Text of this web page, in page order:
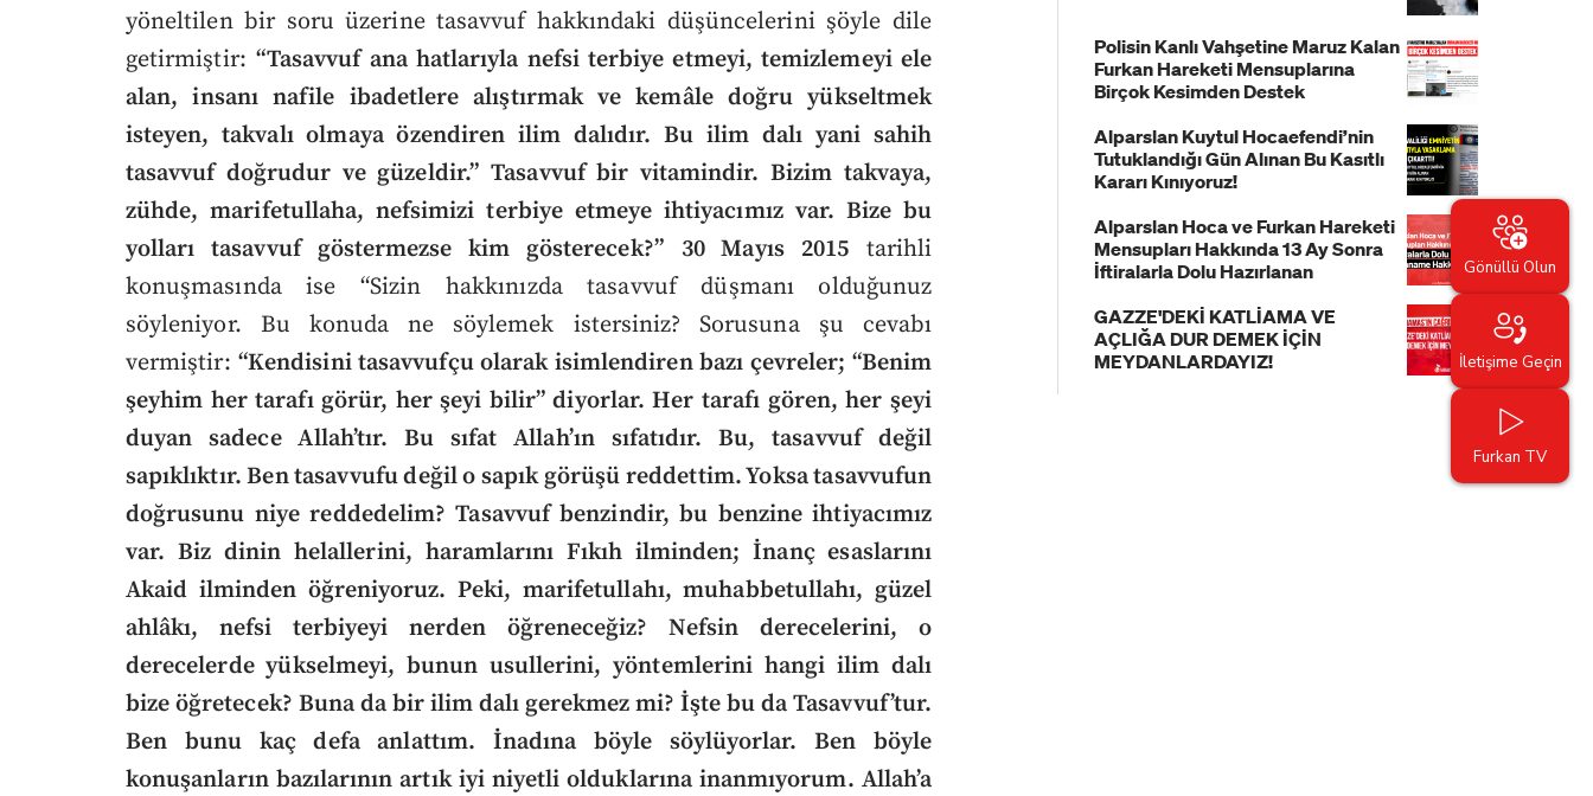
yöneltilen bir soru üzerine tasavvuf hakkındaki düşüncelerini şöyle dile
getirmiştir: “Tasavvuf ana hatlarıyla nefsi terbiye etmeyi, temizlemeyi ele
alan, insanı nafile ibadetlere alıştırmak ve kemâle doğru yükseltmek
isteyen, takvalı olmaya özendiren ilim dalıdır. Bu ilim dalı yani sahih
tasavvuf doğrudur ve güzeldir.” Tasavvuf bir vitamindir. Bizim takvaya,
zühde, marifetullaha, nefsimizi terbiye etmeye ihtiyacımız var. Bize bu
yolları tasavvuf göstermezse kim gösterecek?”
30 Mayıs 2015tarihli
konuşmasında ise “Sizin hakkınızda tasavvuf düşmanı olduğunuz
söyleniyor. Bu konuda ne söylemek istersiniz? Sorusuna şu cevabı
vermiştir:“Kendisini tasavvufçu olarak isimlendiren bazı çevreler; “Benim
şeyhim her tarafı görür, her şeyi bilir” diyorlar. Her tarafı gören, her şeyi
duyan sadece Allah’tır. Bu sıfat Allah’ın sıfatıdır. Bu, tasavvuf değil
sapıklıktır. Ben tasavvufu değil o sapık görüşü reddettim. Yoksa tasavvufun
doğrusunu niye reddedelim? Tasavvuf benzindir, bu benzine ihtiyacımız
var. Biz dinin helallerini, haramlarını Fıkıh ilminden; İnanç esaslarını
Akaid ilminden öğreniyoruz. Peki, marifetullahı, muhabbetullahı, güzel
ahlâkı, nefsi terbiyeyi nerden öğreneceğiz? Nefsin derecelerini, o
derecelerde yükselmeyi, bunun usullerini, yöntemlerini hangi ilim dalı
bize öğretecek? Buna da bir ilim dalı gerekmez mi? İşte bu da Tasavvuf’tur.
Ben bunu kaç defa anlattım. İnadına böyle söylüyorlar. Ben böyle
konuşanların bazılarının artık iyi niyetli olduklarına inanmıyorum. Allah’a
Polisin Kanlı Vahşetine Maruz Kalan
Furkan Hareketi Mensuplarına
Birçok Kesimden Destek
Alparslan Kuytul Hocaefendi’nin
Tutuklandığı Gün Alınan Bu Kasıtlı
Kararı Kınıyoruz!
Alparslan Hoca ve Furkan Hareketi
Mensupları Hakkında 13 Ay Sonra
İftiralarla Dolu Hazırlanan
GAZZE'DEKİ KATLİAMA VE
AÇLIĞA DUR DEMEK İÇİN
MEYDANLARDAYIZ!
Gönüllü Olun
İletişime Geçin
Furkan TV